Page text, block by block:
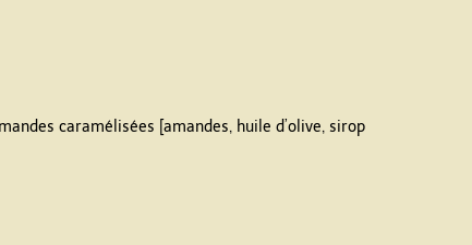
caramélisées [amandes, huile d’olive, sirop